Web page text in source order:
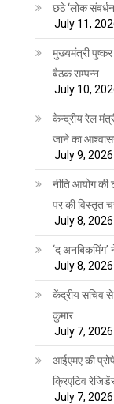
छठे ‘लोक
July 11,
मुख्यमंत्री पुष्कर
बैठक सम्पन्न
July 10,
केन्द्रीय रेल
जाने का
July 9, 2026
नीति आयोग की
पर की विस्तृत
July 8, 2026
‘द
July 8, 2026
केंद्रीय सचिव
कुमार
July 7, 2026
आईएमए की
क्रिएटिव
July 7, 2026